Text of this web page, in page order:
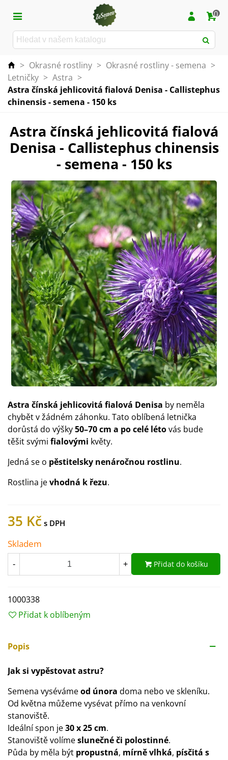
0
> Okrasné rostliny > Okrasné rostliny - semena >
Letničky > Astra >
Astra čínská jehlicovitá fialová Denisa - Callistephus
chinensis - semena - 150 ks
Astra čínská jehlicovitá fialová
Denisa - Callistephus chinensis
- semena - 150 ks
Astra čínská jehlicovitá fialová Denisa by neměla
chybět v žádném záhonku. Tato oblíbená letnička
dorůstá do výšky50–70 cm a po celé létovás bude
těšit svými fialovými květy.
Jedná se o pěstitelsky nenáročnou rostlinu.
Rostlina jevhodná k řezu.
35 Kč
Skladem
- + Přidat do košíku
1000338
Přidat k oblíbeným
Popis
Jak si vypěstovat astru?
Semena vysévámeod února doma nebo ve skleníku.
Od května můžeme vysévat přímo na venkovní
stanoviště.
Ideální spon je30 x 25 cm.
Stanoviště volímeslunečné či polostinné.
Půda by měla být propustná, mírně vlhká, písčitá s